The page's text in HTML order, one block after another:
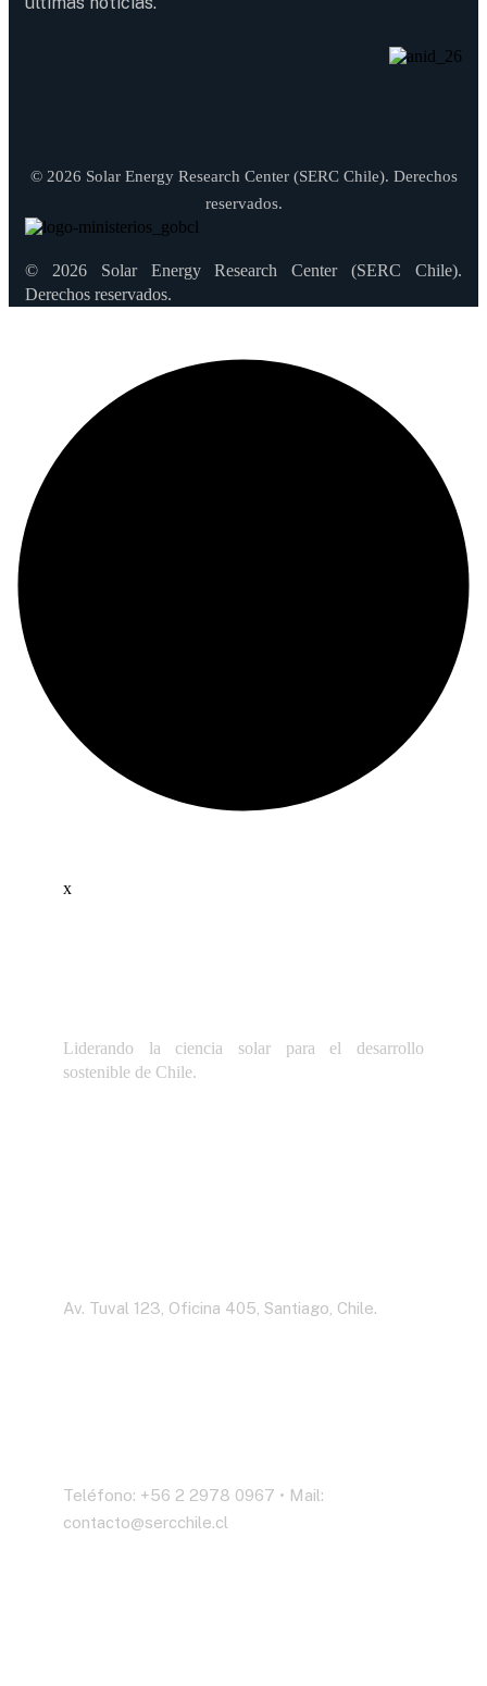
© 2026 Solar Energy Research Center (SERC Chile). Derechos
reservados.
© 2026 Solar Energy Research Center (SERC Chile).
Derechos reservados.
x
Liderando la ciencia solar para el desarrollo
sostenible de Chile.
Av. Tuval 123, Oficina 405, Santiago, Chile.
Teléfono: +56 2 2978 0967 • Mail:
contacto@sercchile.cl